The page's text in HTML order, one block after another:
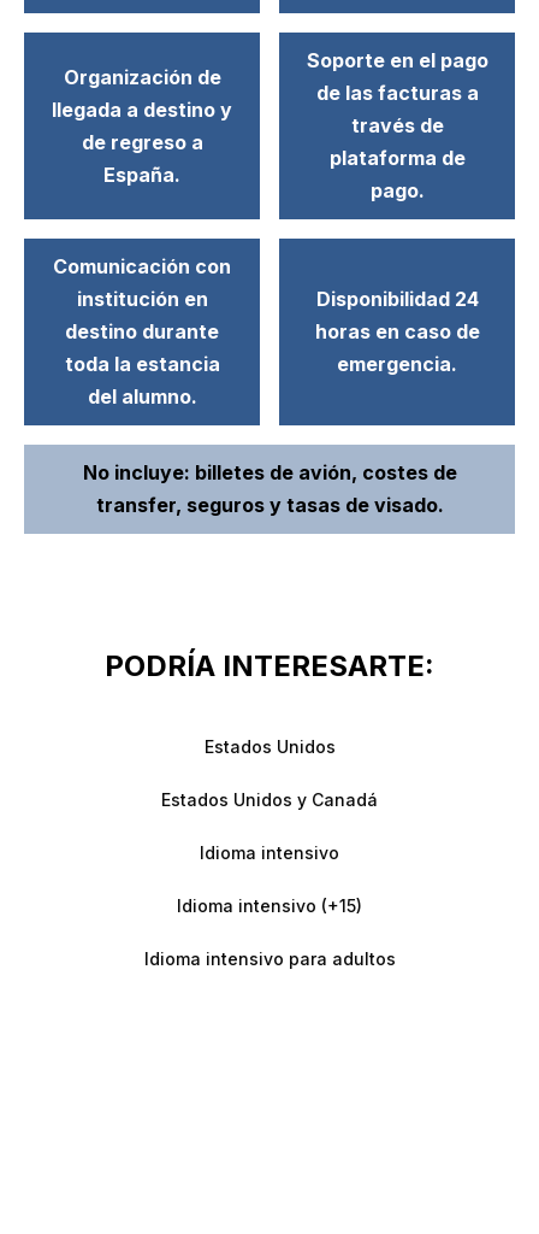
Organización de
llegada a destino y
de regreso a
España.
Soporte en el pago
de las facturas a
través de
plataforma de
pago.
Comunicación con
institución en
destino durante
toda la estancia
del alumno.
Disponibilidad 24
horas en caso de
emergencia.
No incluye: billetes de avión, costes de
transfer, seguros y tasas de visado.
PODRÍA INTERESARTE:
Estados Unidos
Estados Unidos y Canadá
Idioma intensivo
Idioma intensivo (+15)
Idioma intensivo para adultos